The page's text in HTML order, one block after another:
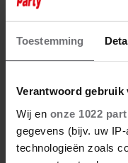
Toestemming
Verantwoord gebruik
Wij en onze 1022
gegevens (bijv. uw
technologieën zoals